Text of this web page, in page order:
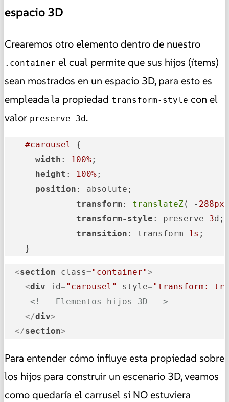
espacio 3D
Crearemos otro elemento dentro de nuestro
.container el cual permite que sus hijos (ítems)
sean mostrados en un espacio 3D, para esto es
empleada la propiedad transform-style con el
valor preserve-3d .
#carousel
{
width : 100%;
height : 100%;
position : absolute;
transform : translateZ( - 288px
transform-style : preserve- 3d;
transition : transform 1s ;
    }
<section class="container">
<div id="carousel" style="transform:
<!-- Elementos hijos 3D -->
</div>
</section>
Para entender cómo influye esta propiedad sobre
los hijos para construir un escenario 3D, veamos
como quedaría el carrusel si NO estuviera